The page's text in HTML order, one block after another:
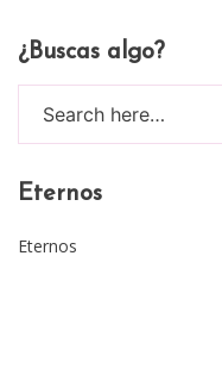
¿Buscas algo?
Eternos
Eternos